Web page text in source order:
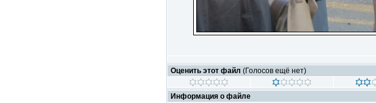
Оценить этот файл (Голосов ещё нет)
Информация о файле